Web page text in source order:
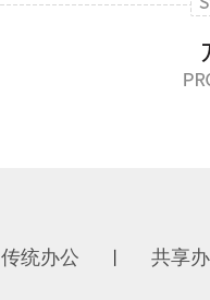
传统办公 共享